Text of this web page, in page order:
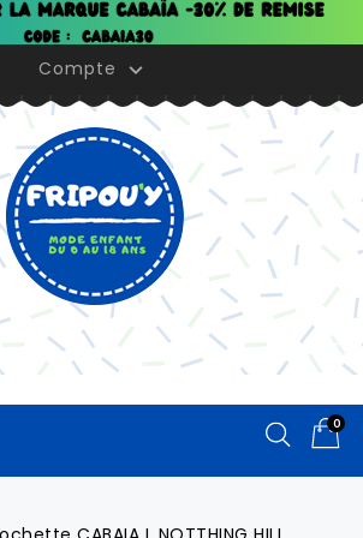
Compte 
0
cookies